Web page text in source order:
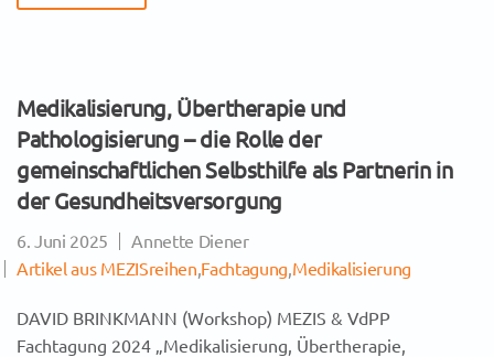
Medikalisierung, Übertherapie und
Pathologisierung – die Rolle der
gemeinschaftlichen Selbsthilfe als Partnerin in
der Gesundheitsversorgung
6. Juni 2025
Annette Diener
Artikel aus MEZISreihen,Fachtagung,Medikalisierung
DAVID BRINKMANN (Workshop) MEZIS & VdPP
Fachtagung 2024 „Medikalisierung, Übertherapie,